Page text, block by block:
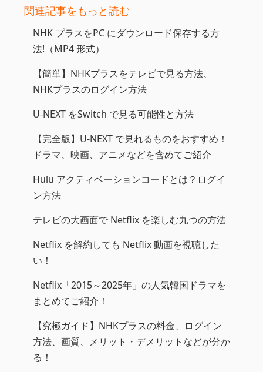
関連記事をもっと読む
NHK プラスをPC にダウンロード保存する方
法!（MP4 形式）
【簡単】NHKプラスをテレビで見る方法、
NHKプラスのログイン方法
U-NEXT をSwitch で見る可能性と方法
【完全版】U-NEXT で見れるものをおすすめ！
ドラマ、映画、アニメなどを含めてご紹介
Hulu アクティベーションコードとは？ログイ
ン方法
テレビの大画面で Netflix を楽しむ九つの方法
Netflix を解約しても Netflix 動画を視聴した
い！
Netflix「2015～2025年」の人気韓国ドラマを
まとめてご紹介！
【究極ガイド】NHKプラスの料金、ログイン
方法、画質、メリット・デメリットなどが分か
る！